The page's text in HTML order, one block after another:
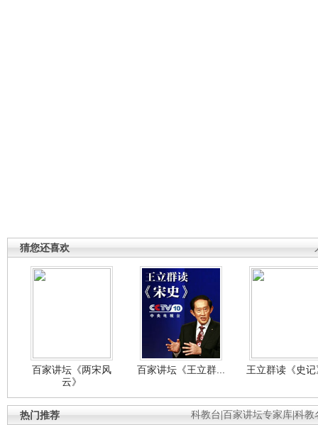
猜您还喜欢
百家讲坛《两宋风
云》
百家讲坛《王立群... 王立群读《史
科教台 百家讲坛专家库 科教
热门推荐